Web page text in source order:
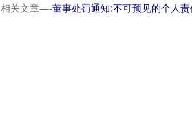
相关文章—-董事处罚通知:不可预见的个人